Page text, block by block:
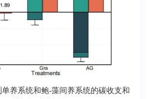
单养系统和鲍-藻间养系统的碳收支和